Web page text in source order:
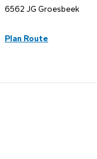
6562 JG Groesbeek
Plan Route